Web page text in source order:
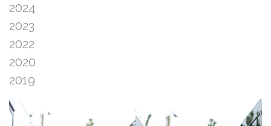
2024
2023
2022
2020
2019